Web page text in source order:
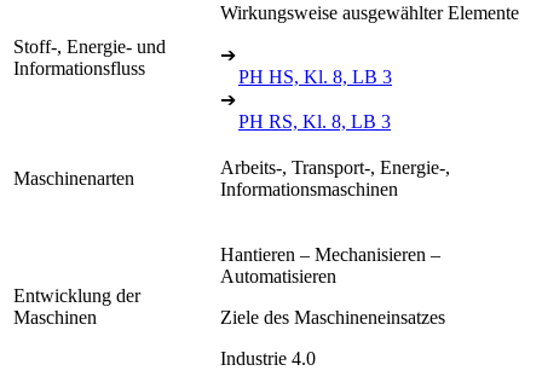
Stoff-, Energie- und
Informationsfluss
Wirkungsweise ausgewählter Elemente
➔
PH HS, Kl. 8, LB 3
➔
PH RS, Kl. 8, LB 3
Maschinenarten
Arbeits-, Transport-, Energie-,
Informationsmaschinen
Entwicklung der
Maschinen
Hantieren – Mechanisieren –
Automatisieren
Ziele des Maschineneinsatzes
Industrie 4.0